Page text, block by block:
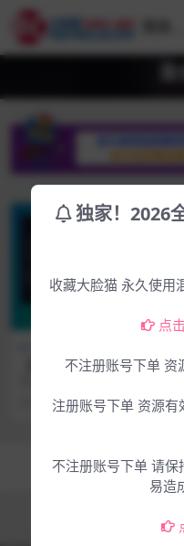
【首发】独一无二的混合合
d Synthesizer KONTAKT
2年前 157
Copyright © 2025 大脸
混
独家！2026
收藏大脸猫 永久使用
点
不注册账号下单 资
注册账号下单 资源
不注册账号下单 请
易造